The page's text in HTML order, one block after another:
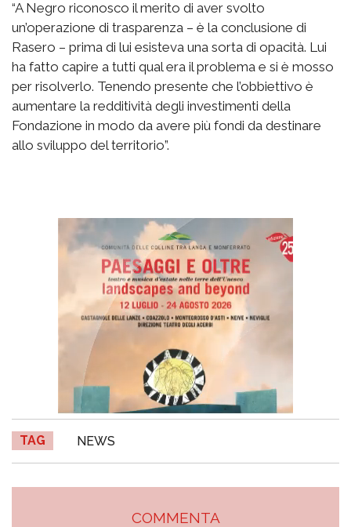
“A Negro riconosco il merito di aver svolto
un’operazione di trasparenza – è la conclusione di
Rasero – prima di lui esisteva una sorta di opacità. Lui
ha fatto capire a tutti qual era il problema e si è mosso
per risolverlo. Tenendo presente che l’obbiettivo è
aumentare la redditività degli investimenti della
Fondazione in modo da avere più fondi da destinare
allo sviluppo del territorio”.
TAG NEWS
COMMENTA